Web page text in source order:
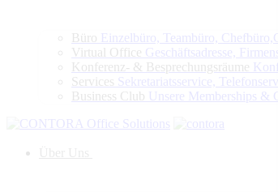
Büro Einzelbüro, Teambüro,
Virtual Office Geschäftsadresse,
Konferenz- & Besprechungsräume
Services Sekretariatsservice,
Business Club Unsere Memberships &